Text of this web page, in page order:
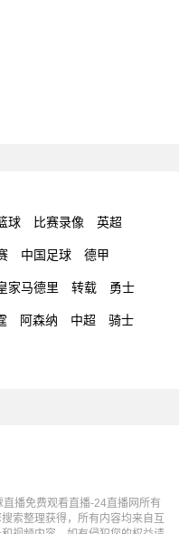
球 比赛录像 英超
中国足球 德甲
家马德里 转载 勇士
阿森纳 中超 骑士
播免费观看直播-24直播网所有
索整理获得，所有内容均来自互